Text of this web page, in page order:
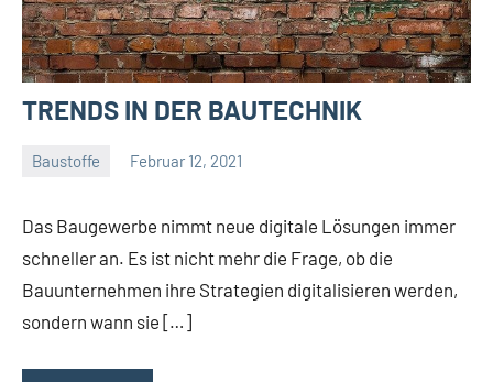
TRENDS IN DER BAUTECHNIK
Baustoffe Februar 12, 2021
Das Baugewerbe nimmt neue digitale Lösungen immer
schneller an. Es ist nicht mehr die Frage, ob die
Bauunternehmen ihre Strategien digitalisieren werden,
sondern wann sie […]